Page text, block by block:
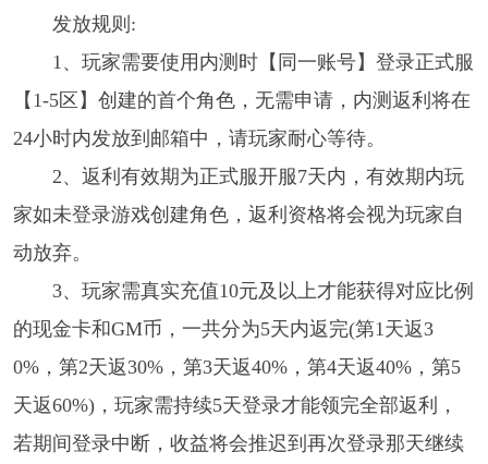
发放规则:
1、玩家需要使用内测时【同一账号】登录正式服
【1-5区】创建的首个角色，无需申请，内测返利将在
24小时内发放到邮箱中，请玩家耐心等待。
2、返利有效期为正式服开服7天内，有效期内玩
家如未登录游戏创建角色，返利资格将会视为玩家自
动放弃。
3、玩家需真实充值10元及以上才能获得对应比例
的现金卡和GM币，一共分为5天内返完(第1天返3
0%，第2天返30%，第3天返40%，第4天返40%，第5
天返60%)，玩家需持续5天登录才能领完全部返利，
若期间登录中断，收益将会推迟到再次登录那天继续